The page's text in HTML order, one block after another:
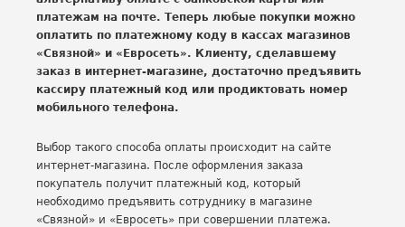
платежам на почте. Теперь любые покупки можно
оплатить по платежному коду в кассах магазинов
«Связной» и «Евросеть». Клиенту, сделавшему
заказ в интернет-магазине, достаточно предъявить
кассиру платежный код или продиктовать номер
мобильного телефона.
Выбор такого способа оплаты происходит на сайте
интернет-магазина. После оформления заказа
покупатель получит платежный код, который
необходимо предъявить сотруднику в магазине
«Связной» и «Евросеть» при совершении платежа.